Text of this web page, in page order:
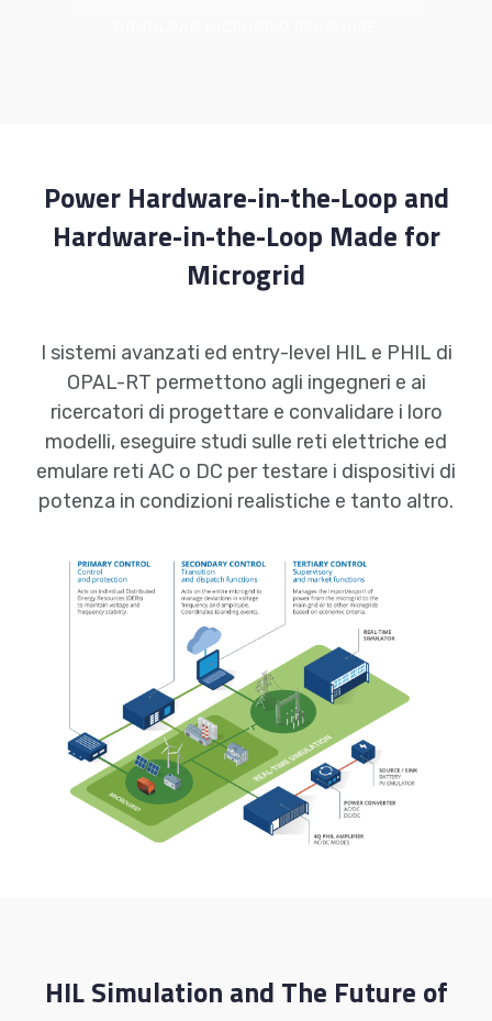
Power Hardware-in-the-Loop and
Hardware-in-the-Loop Made for
Microgrid
I sistemi avanzati ed entry-level HIL e PHIL di
OPAL-RT permettono agli ingegneri e ai
ricercatori di progettare e convalidare i loro
modelli, eseguire studi sulle reti elettriche ed
emulare reti AC o DC per testare i dispositivi di
potenza in condizioni realistiche e tanto altro.
HIL Simulation and The Future of